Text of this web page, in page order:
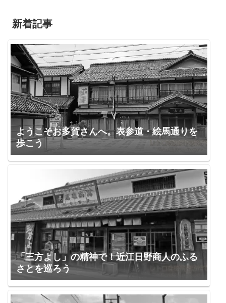
新着記事
ようこそお多賀さんへ。表参道・絵馬通りを
歩こう
「三方よし」の精神で！近江日野商人のふる
さとを巡ろう